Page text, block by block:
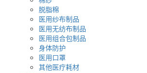
脱脂棉
医用纱布制品
医用无纺布制品
医用组合包制品
身体防护
医用口罩
其他医疗耗材